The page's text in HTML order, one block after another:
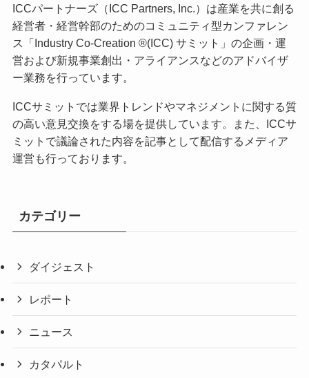
ICCパートナーズ（ICC Partners, Inc.）は産業を共に創る
経営者・経営幹部のためのコミュニティ型カンファレン
ス「Industry Co-Creation ®(ICC) サミット」の企画・運
営および新規事業創出・アライアンスなどのアドバイザ
ー業務を行っています。
ICCサミットでは業界トレンドやマネジメントに関する質
の高い意見交換をする場を提供しています。また、ICCサ
ミットで議論された内容を記事として配信するメディア
運営も行っております。
カテゴリー
ダイジェスト
レポート
ニュース
カタパルト